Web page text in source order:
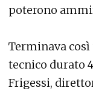
poterono
Terminava così
tecnico durato
Frigessi,